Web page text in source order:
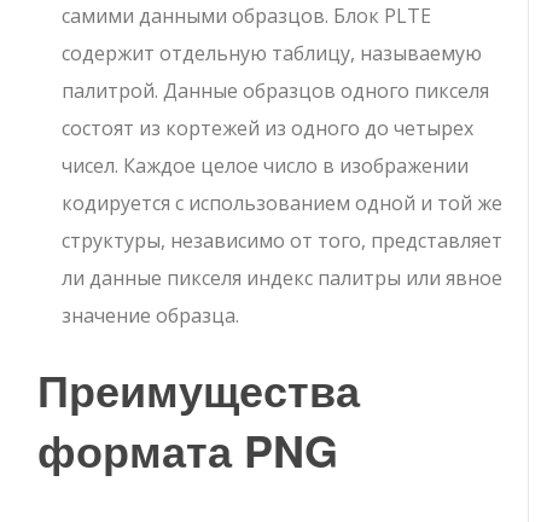
самими данными образцов. Блок PLTE
содержит отдельную таблицу, называемую
палитрой. Данные образцов одного пикселя
состоят из кортежей из одного до четырех
чисел. Каждое целое число в изображении
кодируется с использованием одной и той же
структуры, независимо от того, представляет
ли данные пикселя индекс палитры или явное
значение образца.
Преимущества
формата PNG